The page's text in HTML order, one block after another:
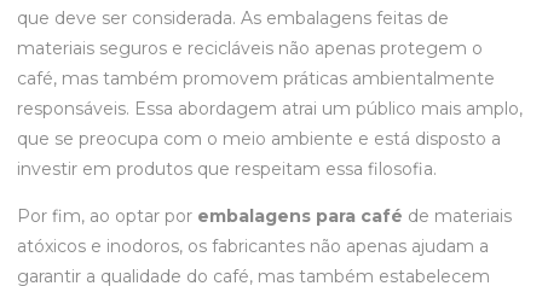
que deve ser considerada. As embalagens feitas de
materiais seguros e recicláveis não apenas protegem o
café, mas também promovem práticas ambientalmente
responsáveis. Essa abordagem atrai um público mais amplo,
que se preocupa com o meio ambiente e está disposto a
investir em produtos que respeitam essa filosofia.
Por fim, ao optar por embalagens para café de materiais
atóxicos e inodoros, os fabricantes não apenas ajudam a
garantir a qualidade do café, mas também estabelecem